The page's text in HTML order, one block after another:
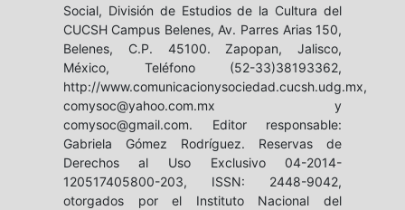
Social, División de Estudios de la Cultura del
CUCSH Campus Belenes, Av. Parres Arias 150,
Belenes, C.P. 45100. Zapopan, Jalisco,
México, Teléfono (52-33)38193362,
http://www.comunicacionysociedad.cucsh.udg.mx,
comysoc@yahoo.com.mx y
comysoc@gmail.com. Editor responsable:
Gabriela Gómez Rodríguez. Reservas de
Derechos al Uso Exclusivo 04-2014-
120517405800-203, ISSN: 2448-9042,
otorgados por el Instituto Nacional del